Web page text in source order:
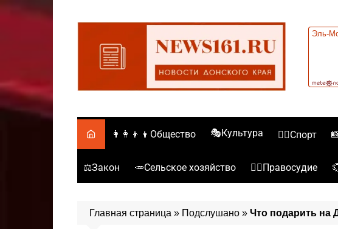
Перейти
👩‍👩‍👦‍👦Общество 🎭Культура 🏋️‍♀️Спорт
⚖️Закон 🥕Сельское хозяйство 👮‍♂️Правосудие
Главная страница » Подслушано » Что подарить на